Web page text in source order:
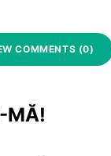
COMMENTS (0)
MĂ!